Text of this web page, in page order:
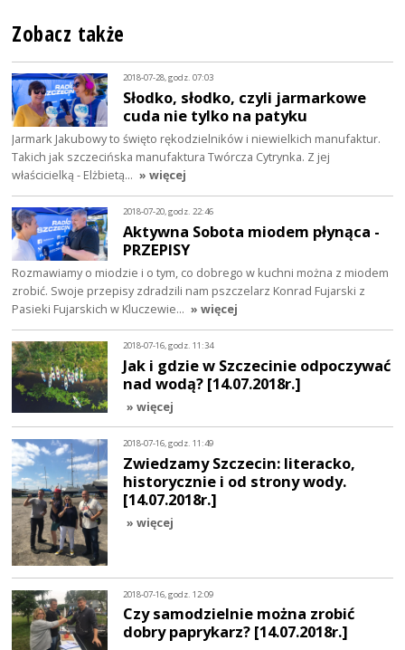
Zobacz także
2018-07-28, godz. 07:03
Słodko, słodko, czyli jarmarkowe
cuda nie tylko na patyku
Jarmark Jakubowy to święto rękodzielników i niewielkich manufaktur.
Takich jak szczecińska manufaktura Twórcza Cytrynka. Z jej
właścicielką - Elżbietą… » więcej
2018-07-20, godz. 22:46
Aktywna Sobota miodem płynąca -
PRZEPISY
Rozmawiamy o miodzie i o tym, co dobrego w kuchni można z miodem
zrobić. Swoje przepisy zdradzili nam pszczelarz Konrad Fujarski z
Pasieki Fujarskich w Kluczewie… » więcej
2018-07-16, godz. 11:34
Jak i gdzie w Szczecinie odpoczywać
nad wodą? [14.07.2018r.]
» więcej
2018-07-16, godz. 11:49
Zwiedzamy Szczecin: literacko,
historycznie i od strony wody.
[14.07.2018r.]
» więcej
2018-07-16, godz. 12:09
Czy samodzielnie można zrobić
dobry paprykarz? [14.07.2018r.]